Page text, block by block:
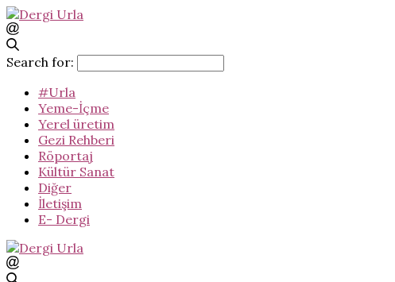
Search for:
#Urla
Yeme-İçme
Yerel üretim
Gezi Rehberi
Röportaj
Kültür Sanat
Diğer
İletişim
E- Dergi